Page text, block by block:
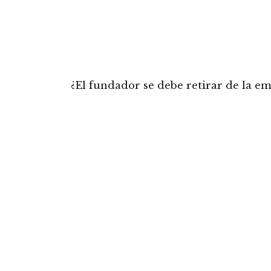
¿El fundador se debe retirar de la